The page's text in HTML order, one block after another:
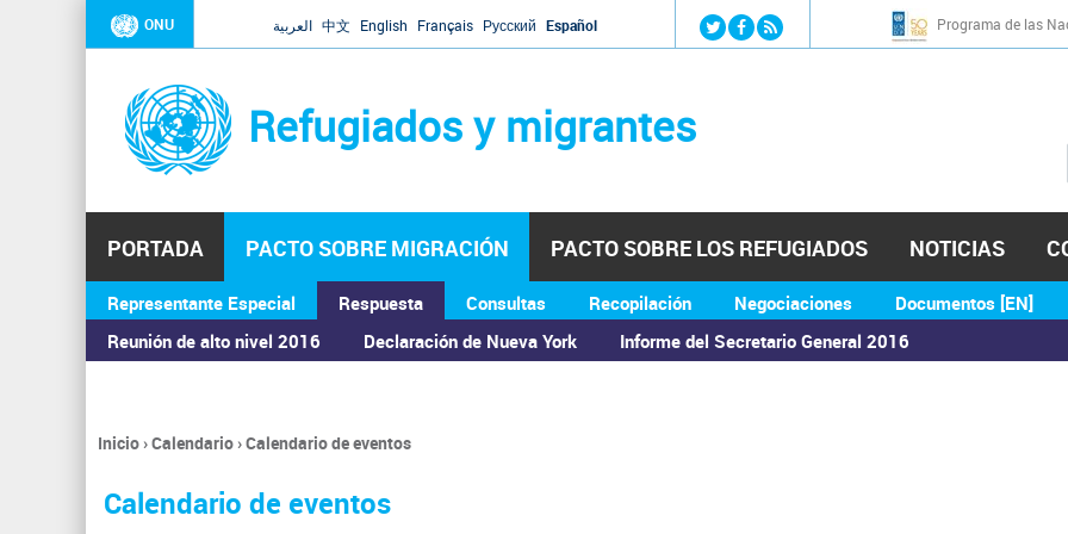
Jump to navigation
ONU العربية 中文 English Français Русский Español Programa de las
Refugiados y migrantes
PORTADA PACTO SOBRE MIGRACIÓN
Representante Especial
Respuesta
Reunión de alto nivel 2016
Declaración de Nueva York Informe del Secretario General 2016
Consultas Recopilación Negociaciones Documentos [EN]
PACTO SOBRE LOS REFUGIADOS NOTICIAS
ASAMBLEA GENERAL
Se
encuentra
usted
Inicio›Calendario›Calendario de eventos
Calendario de eventos